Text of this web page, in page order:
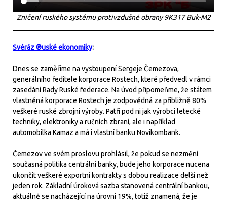
Zničení ruského systému protivzdušné obrany 9K317 Buk-M2
Svéráz ®uské ekonomiky:
Dnes se zaměříme na vystoupení Sergeje Čemezova,
generálního ředitele korporace Rostech, které předvedl v rámci
zasedání Rady Ruské federace. Na úvod připomeňme, že státem
vlastněná korporace Rostech je zodpovědná za přibližně 80%
veškeré ruské zbrojní výroby. Patří pod ni jak výrobci letecké
techniky, elektroniky a ručních zbraní, ale i například
automobilka Kamaz a má i vlastní banku Novikombank.
Čemezov ve svém proslovu prohlásil, že pokud se nezmění
současná politika centrální banky, bude jeho korporace nucena
ukončit veškeré exportní kontrakty s dobou realizace delší než
jeden rok. Základní úroková sazba stanovená centrální bankou,
aktuálně se nacházející na úrovni 19%, totiž znamená, že je